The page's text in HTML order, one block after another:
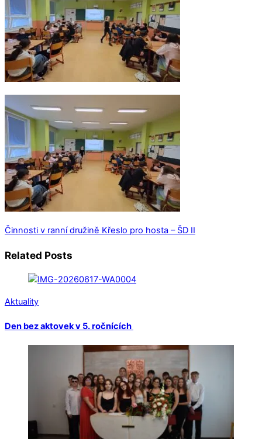
Činnosti v ranní družině Křeslo pro hosta – ŠD II
Related Posts
Aktuality
Den bez aktovek v 5. ročnících